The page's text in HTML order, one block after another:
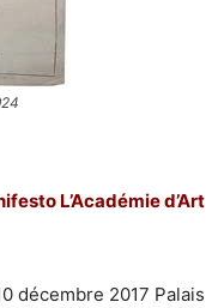
L’Académie d’Art
décembre 2017 Palais